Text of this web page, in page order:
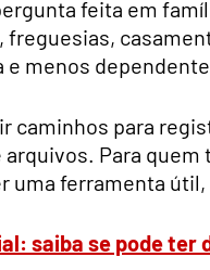
feita em
menos dependente
caminhos para
Para
ferramenta útil,
saiba se pode ter